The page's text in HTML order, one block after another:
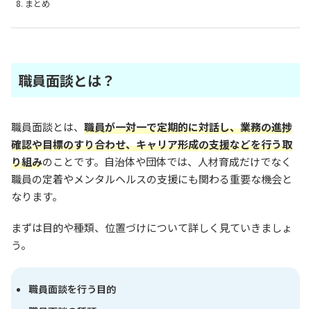
まとめ
職員面談とは？
職員面談とは、 職員が一対一で定期的に対話し、業務の進捗
確認や目標のすり合わせ、キャリア形成の支援などを行う取
り組みのことです。自治体や団体では、人材育成だけでなく
職員の定着やメンタルヘルスの支援にも関わる重要な機会と
なります。
まずは目的や種類、位置づけについて詳しく見ていきましょ
う。
職員面談を行う目的